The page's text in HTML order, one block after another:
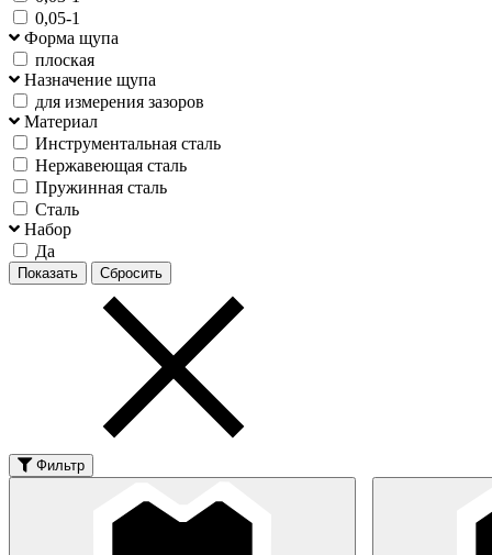
0,05-1
Форма щупа
плоская
Назначение щупа
для измерения зазоров
Материал
Инструментальная сталь
Нержавеющая сталь
Пружинная сталь
Сталь
Набор
Да
Фильтр